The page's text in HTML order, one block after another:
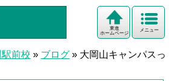
メニュー
東進
ホームページ
前校 » ブログ » 大岡山キャンパスっ